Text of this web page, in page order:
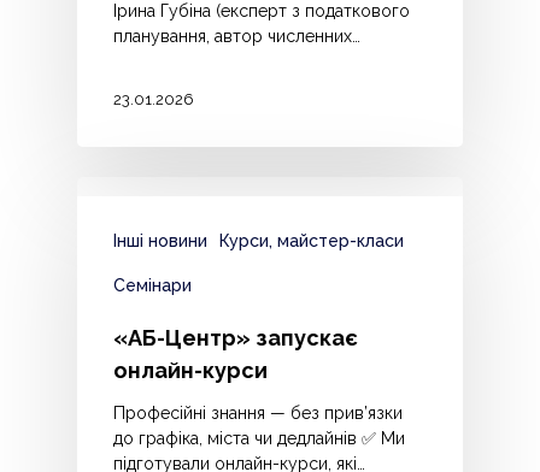
Ірина Губіна (експерт з податкового
планування, автор численних…
23.01.2026
Інші новини Курси, майстер-класи
Семінари
«АБ-Центр» запускає
онлайн-курси
Професійні знання — без прив’язки
до графіка, міста чи дедлайнів ✅ Ми
підготували онлайн-курси, які…